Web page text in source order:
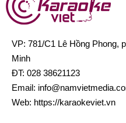
VP: 781/C1 Lê Hồng Phong,
Minh
ĐT: 028 38621123
Email:
Web: https://karaokeviet.vn